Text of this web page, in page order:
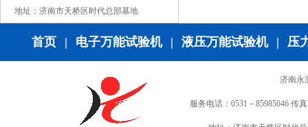
地址：济南市天桥区时代总部基地
首页 | 电子万能试验机 | 液压万能试验机 | 压
济南永
服务电话：0531－85985046 传